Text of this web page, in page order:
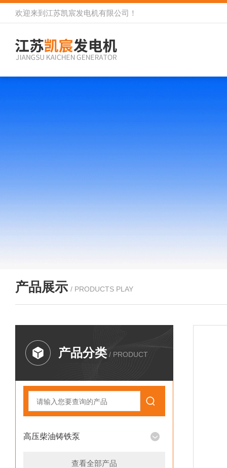
欢迎来到 江苏凯宸发电机有限公司 ！
产品展示 / PRODUCTS PLAY
产品分类 / PRODUCT
高压柴油铸铁泵
查看全部产品